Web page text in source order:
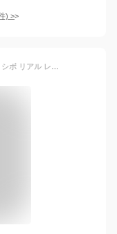
) >
UNITED ARROWS green label relaxing シボ リアル レザー フラップ カード ケース 名刺入れ ユナイテッドアローズ グリーンレーベルリラクシング 財布/小物 パスケース/カードケース ネイビー ブラック ブラウン【送料無料】